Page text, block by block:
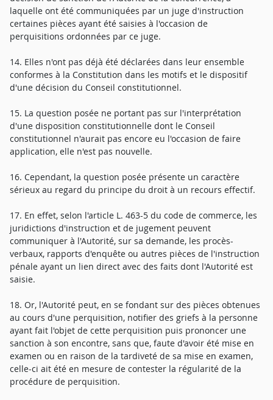
laquelle ont été communiquées par un juge d'instruction
certaines pièces ayant été saisies à l'occasion de
perquisitions ordonnées par ce juge.
14. Elles n'ont pas déjà été déclarées dans leur ensemble
conformes à la Constitution dans les motifs et le dispositif
d'une décision du Conseil constitutionnel.
15. La question posée ne portant pas sur l'interprétation
d'une disposition constitutionnelle dont le Conseil
constitutionnel n'aurait pas encore eu l'occasion de faire
application, elle n'est pas nouvelle.
16. Cependant, la question posée présente un caractère
sérieux au regard du principe du droit à un recours effectif.
17. En effet, selon l'article L. 463-5 du code de commerce, les
juridictions d'instruction et de jugement peuvent
communiquer à l'Autorité, sur sa demande, les procès-
verbaux, rapports d'enquête ou autres pièces de l'instruction
pénale ayant un lien direct avec des faits dont l'Autorité est
saisie.
18. Or, l'Autorité peut, en se fondant sur des pièces obtenues
au cours d'une perquisition, notifier des griefs à la personne
ayant fait l'objet de cette perquisition puis prononcer une
sanction à son encontre, sans que, faute d'avoir été mise en
examen ou en raison de la tardiveté de sa mise en examen,
celle-ci ait été en mesure de contester la régularité de la
procédure de perquisition.